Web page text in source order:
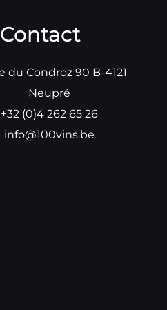
Contact
du Condroz 90 B-4121
Neupré
+32 (0)4 262 65 26
info@100vins.be